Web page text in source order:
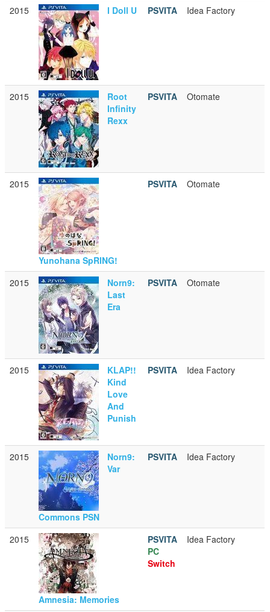
2015 I Doll U PSVITA Idea Factory
2015
Root
Infinity
Rexx
PSVITA Otomate
2015
Yunohana SpRING!
PSVITA Otomate
2015
Norn9:
Last
Era
PSVITA Otomate
2015
KLAP!!
Kind
Love
And
Punish
PSVITA Idea Factory
2015
Norn9:
Var
Commons PSN
PSVITA Idea Factory
2015
Amnesia: Memories
PSVITA
PC
Switch
Idea Factory